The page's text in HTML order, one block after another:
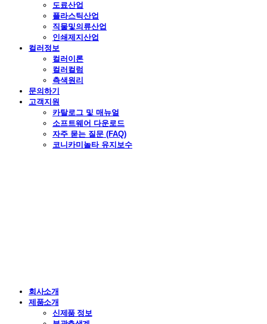
도료산업
플라스틱산업
직물및의류산업
인쇄제지산업
컬러정보
컬러이론
컬러컬럼
측색원리
문의하기
고객지원
카탈로그 및 매뉴얼
소프트웨어 다운로드
자주 묻는 질문 (FAQ)
코니카미놀타 유지보수
회사소개
제품소개
신제품 정보